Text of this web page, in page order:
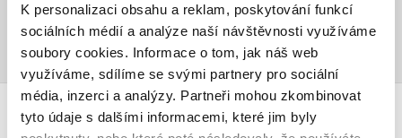
K personalizaci obsahu a reklam, poskytování funkcí
sociálních médií a analýze naší návštěvnosti využíváme
soubory cookies. Informace o tom, jak náš web
využíváme, sdílíme se svými partnery pro sociální
média, inzerci a analýzy. Partneři mohou zkombinovat
tyto údaje s dalšími informacemi, které jim byly
Obsah.pdf Ukázka.pdf
HODNOCENÍ ČTENÁŘŮ